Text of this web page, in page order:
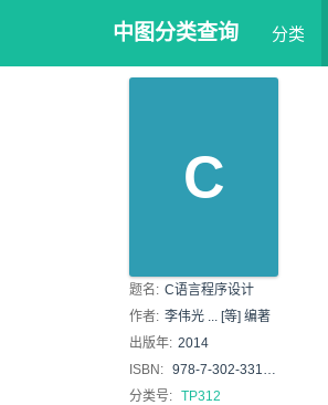
中图分类查询 分类
C
题名: C语言程序设计
作者: 李伟光 ... [等] 编著
出版年: 2014
ISBN: 978-7-302-33140-7
分类号: TP312